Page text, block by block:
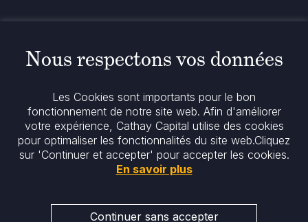
Notices réglementaires
Notre politique ESG
Restez informés
Nous respectons vos données
Les Cookies sont importants pour le bon
fonctionnement de notre site web. Afin d'améliorer
votre expérience, Cathay Capital utilise des cookies
pour optimaliser les fonctionnalités du site web.Cliquez
sur 'Continuer et accepter' pour accepter les cookies.
En savoir plus
Continuer sans accepter